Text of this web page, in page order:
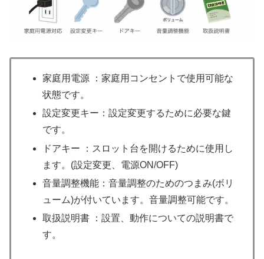
家庭用電源 ：家庭用コンセントで使用可能な
状態です。
設定変更キー：設定変更するために必要な鍵
です。
ドアキー ：スロット台を開けるために使用し
ます。(設定変更、電源ON/OFF)
音量調整機能：音量調整のためのつまみ(ボリ
ューム)が付いています。音量調整可能です。
取扱説明書 ：設置、動作についての説明書で
す。